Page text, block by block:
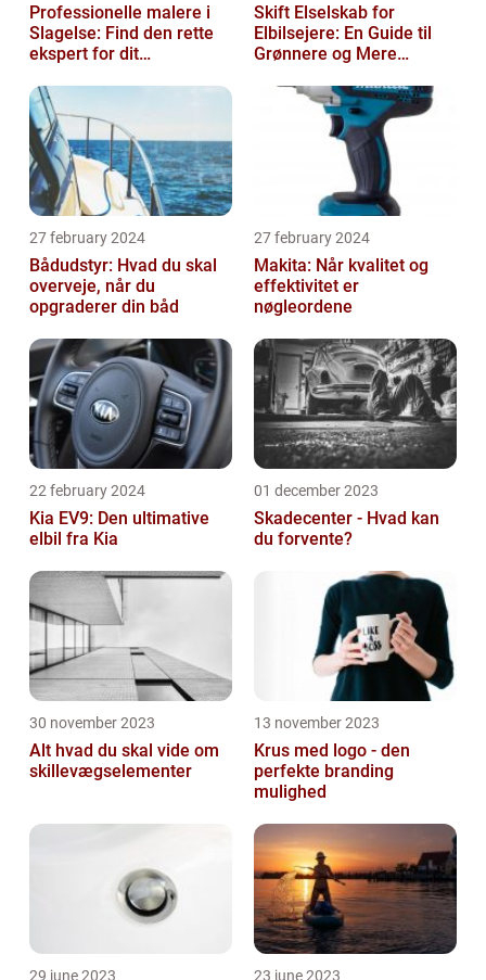
Professionelle malere i
Slagelse: Find den rette
ekspert for dit
Skift Elselskab for
Elbilsejere: En Guide til
Grønnere og Mere
27 february 2024
Bådudstyr: Hvad du skal
overveje, når du
opgraderer din båd
27 february 2024
Makita: Når kvalitet og
effektivitet er
nøgleordene
22 february 2024
Kia EV9: Den ultimative
elbil fra Kia
01 december 2023
Skadecenter - Hvad kan
du forvente?
30 november 2023
Alt hvad du skal vide om
skillevægselementer
13 november 2023
Krus med logo - den
perfekte branding
mulighed
29 june 2023 23 june 2023